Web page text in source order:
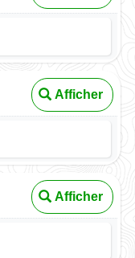
Afficher
Afficher